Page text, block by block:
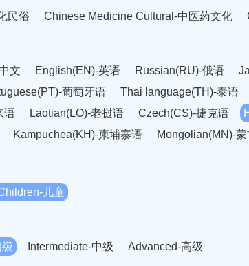
民俗 Chinese Medicine Cultural-中医药文化
文 English(EN)-英语 Russian(RU)-俄语
葡萄牙语 Thai language(TH)-泰语
语
Laotian(LO)-老挝语 Czech(CS)-捷克语
Kampuchea(KH)-柬埔寨语 Mongolian(MN)-
儿童
Intermediate-中级 Advanced-高级